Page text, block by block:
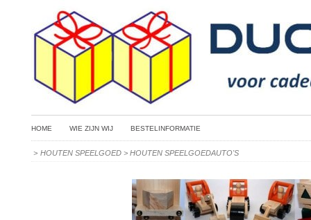
HOME WIE ZIJN WIJ BESTELINFORMATIE
> HOUTEN SPEELGOED > HOUTEN SPEELGOEDAUTO'S